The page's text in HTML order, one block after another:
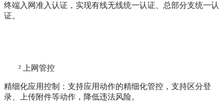
终端入网准入认证，实现有线无线统一认证、总部分支统一认
证。
² 上网管控
精细化应用控制：支持应用动作的精细化管控，支持区分登
录、上传附件等动作，降低违法风险。